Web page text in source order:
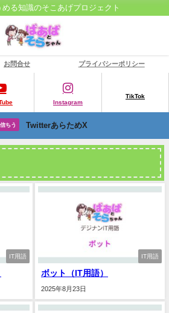
る知識のそこあげプロジェクト
お問合せ プライバシーポリシー
Instagram
TikTok
ちう TwitterあらためX
IT用語 IT用語
ボット（IT用語）
2025年8月23日